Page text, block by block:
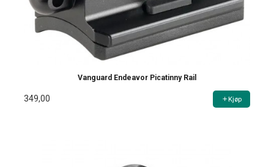
Vanguard Endeavor Picatinny Rail
349,00 Kjøp